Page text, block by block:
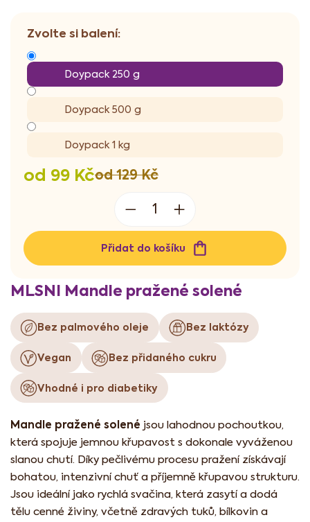
od 129 Kč
od 99 Kč
Doypack 250 g
Doypack 500 g
Doypack 1 kg
Přidat do košíku
MLSNI Mandle pražené solené
Bez palmového oleje Bez laktózy
Vegan Bez přidaného cukru
Vhodné i pro diabetiky
Mandle pražené solené jsou lahodnou pochoutkou,
která spojuje jemnou křupavost s dokonale vyváženou
slanou chutí. Díky pečlivému procesu pražení získávají
bohatou, intenzivní chuť a příjemně křupavou strukturu.
Jsou ideální jako rychlá svačina, která zasytí a dodá
tělu cenné živiny, včetně zdravých tuků, bílkovin a